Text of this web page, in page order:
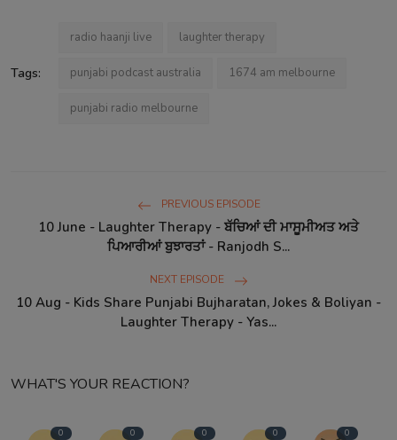
Tags:
radio haanji live laughter therapy
punjabi podcast australia 1674 am melbourne
punjabi radio melbourne
PREVIOUS EPISODE
10 June - Laughter Therapy - ਬੱਚਿਆਂ ਦੀ ਮਾਸੂਮੀਅਤ ਅਤੇ
ਪਿਆਰੀਆਂ ਬੁਝਾਰਤਾਂ - Ranjodh S...
NEXT EPISODE
10 Aug - Kids Share Punjabi Bujharatan, Jokes & Boliyan -
Laughter Therapy - Yas...
WHAT'S YOUR REACTION?
0 0 0 0 0